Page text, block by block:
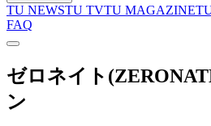
TU NEWSTU TVTU MAGAZINE
FAQ
ゼロネイト
ン